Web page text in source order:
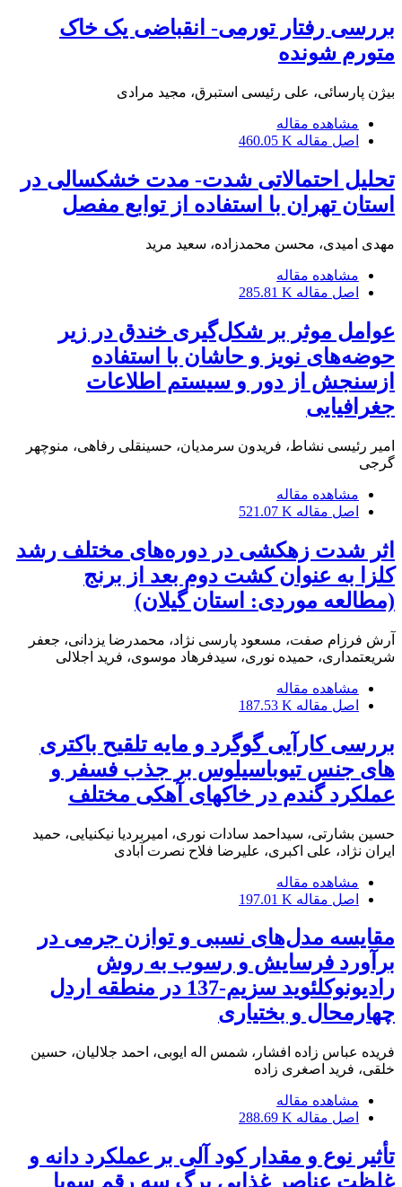
بررسی رفتار تورمی- انقباضی یک خاک
متورم شونده
بیژن پارسائی، علی رئیسی استبرق، مجید مرادی
مشاهده مقاله
اصل مقاله 460.05 K
تحلیل احتمالاتی شدت- مدت خشکسالی در
استان تهران با استفاده از توابع مفصل
مهدی امیدی، محسن محمدزاده، سعید مرید
مشاهده مقاله
اصل مقاله 285.81 K
عوامل موثر بر شکل‌گیری خندق در زیر
حوضه‌های نویز و حاشان با استفاده
ازسنجش از دور و سیستم اطلاعات
جغرافیایی
امیر رئیسی نشاط، فریدون سرمدیان، حسینقلی رفاهی، منوچهر
گرجی
مشاهده مقاله
اصل مقاله 521.07 K
اثر شدت زهکشی در دوره‌های مختلف رشد
کلزا به عنوان کشت دوم بعد از برنج
(مطالعه موردی: استان گیلان)
آرش فرزام صفت، مسعود پارسی نژاد، محمدرضا یزدانی، جعفر
شریعتمداری، حمیده نوری، سیدفرهاد موسوی، فرید اجلالی
مشاهده مقاله
اصل مقاله 187.53 K
بررسی کارآیی گوگرد و مایه تلقیح باکتری
های جنس تیوباسیلوس بر جذب فسفر و
عملکرد گندم در خاکهای آهکی مختلف
حسین بشارتی، سیداحمد سادات نوری، امیربردیا نیکنیایی، حمید
ایران نژاد، علی اکبری، علیرضا فلاح نصرت آبادی
مشاهده مقاله
اصل مقاله 197.01 K
مقایسه مدل‌های نسبی و توازن جرمی در
برآورد فرسایش و رسوب به روش
رادیونوکلئوید سزیم-137 در منطقه اردل
چهارمحال و بختیاری
فریده عباس زاده افشار، شمس اله ایوبی، احمد جلالیان، حسین
خلقی، فرید اصغری زاده
مشاهده مقاله
اصل مقاله 288.69 K
تأثیر نوع و مقدار کود آلی بر عملکرد دانه و
غلظت عناصر غذایی برگ سه رقم سویا